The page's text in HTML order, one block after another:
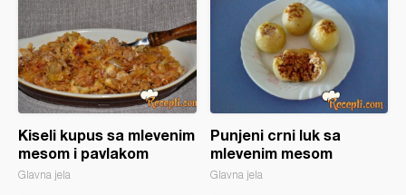
Kiseli kupus sa mlevenim
mesom i pavlakom
Glavna jela
Punjeni crni luk sa
mlevenim mesom
Glavna jela